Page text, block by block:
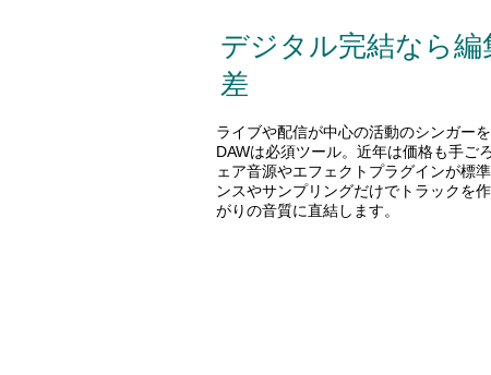
デジタル完結なら
差
ライブや配信が中心の活動のシンガーを
DAWは必須ツール。近年は価格も手ご
ェア音源やエフェクトプラグインが標
ンスやサンプリングだけでトラックを
がりの音質に直結します。